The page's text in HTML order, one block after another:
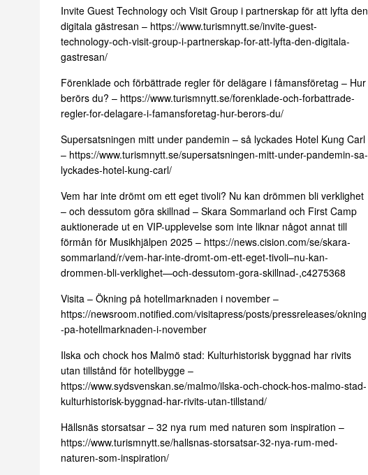
Invite Guest Technology och Visit Group i partnerskap för att lyfta den
digitala gästresan – https://www.turismnytt.se/invite-guest-
technology-och-visit-group-i-partnerskap-for-att-lyfta-den-digitala-
gastresan/
Förenklade och förbättrade regler för delägare i fåmansföretag – Hur
berörs du? – https://www.turismnytt.se/forenklade-och-forbattrade-
regler-for-delagare-i-famansforetag-hur-berors-du/
Supersatsningen mitt under pandemin – så lyckades Hotel Kung Carl
– https://www.turismnytt.se/supersatsningen-mitt-under-pandemin-sa-
lyckades-hotel-kung-carl/
Vem har inte drömt om ett eget tivoli? Nu kan drömmen bli verklighet
– och dessutom göra skillnad – Skara Sommarland och First Camp
auktionerade ut en VIP-upplevelse som inte liknar något annat till
förmån för Musikhjälpen 2025 – https://news.cision.com/se/skara-
sommarland/r/vem-har-inte-dromt-om-ett-eget-tivoli–nu-kan-
drommen-bli-verklighet—och-dessutom-gora-skillnad-,c4275368
Visita – Ökning på hotellmarknaden i november –
https://newsroom.notified.com/visitapress/posts/pressreleases/okning
-pa-hotellmarknaden-i-november
Ilska och chock hos Malmö stad: Kulturhistorisk byggnad har rivits
utan tillstånd för hotellbygge –
https://www.sydsvenskan.se/malmo/ilska-och-chock-hos-malmo-stad-
kulturhistorisk-byggnad-har-rivits-utan-tillstand/
Hällsnäs storsatsar – 32 nya rum med naturen som inspiration –
https://www.turismnytt.se/hallsnas-storsatsar-32-nya-rum-med-
naturen-som-inspiration/